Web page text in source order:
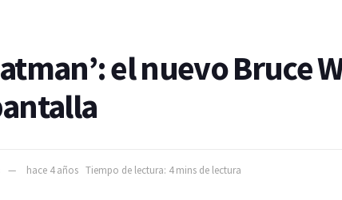
el nuevo Bruce
hace 4 años Tiempo de lectura: 4 mins de lectura